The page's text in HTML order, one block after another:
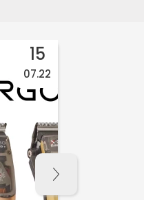
15
07.22